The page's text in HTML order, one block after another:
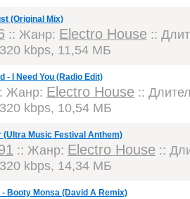
(Original Mix)
:: Жанр: Electro House ::
kbps, 11,54 МБ
- I Need You (Radio Edit)
Жанр: Electro House ::
kbps, 10,54 МБ
(Ultra Music Festival Anthem)
:: Жанр: Electro House ::
kbps, 14,34 МБ
Booty Monsa (David A Remix)